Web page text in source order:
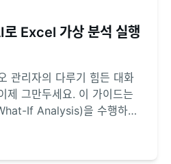
로 Excel 가상 분석 실행
관리자의 다루기 힘든 대화
제 그만두세요. 이 가이드는
If Analysis)을 수행하는
시나리오와 민감도 분석
보세요.